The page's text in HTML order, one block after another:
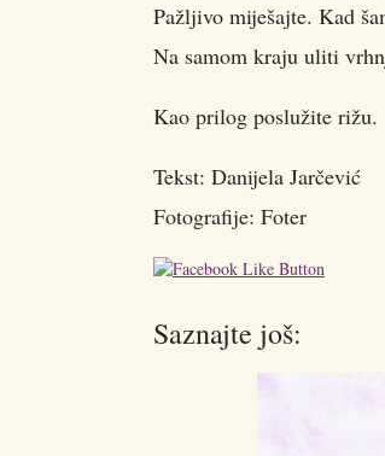
Pažljivo miješajte. Kad
Na samom kraju uliti
Kao prilog poslužite rižu.
Tekst: Danijela Jarčević
Fotografije: Foter
Saznajte još: